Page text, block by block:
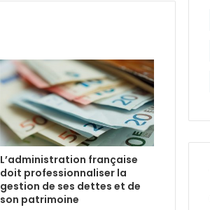
L’administration française
doit professionnaliser la
gestion de ses dettes et de
son patrimoine